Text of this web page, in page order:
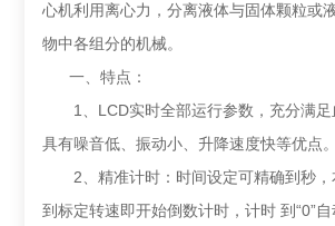
心机利用离心力，分离液体与固体颗粒或
物中各组分的机械。
一、特点：
1、LCD实时全部运行参数，充分满足
具有噪音低、振动小、升降速度快等优点。
2、精准计时：时间设定可精确到秒，
到标定转速即开始倒数计时，计时 到“0”